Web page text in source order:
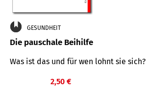
GESUNDHEIT
Die pauschale Beihilfe
Was ist das und für wen lohnt sie sich?
2,50 €